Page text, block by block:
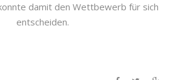
damit den Wettbewerb für sich
entscheiden.